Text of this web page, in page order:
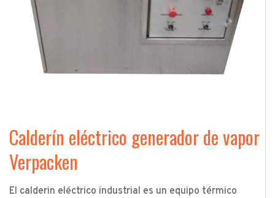
Calderín eléctrico generador de vapor
Verpacken
El calderin eléctrico industrial es un equipo térmico